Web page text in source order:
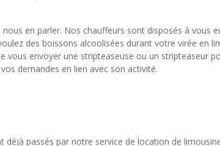
en parler. Nos chauffeurs sont disposés à vous
des boissons alcoolisées durant votre virée en
vous envoyer une stripteaseuse ou un stripteaseur
demandes en lien avec son activité.
passés par notre service de location de